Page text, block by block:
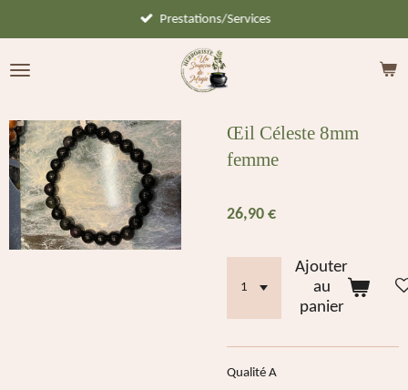
contenu
Prestations/Services
Œil Céleste 8mm
femme
26,90 €
Ajouter
au
panier
Qualité A